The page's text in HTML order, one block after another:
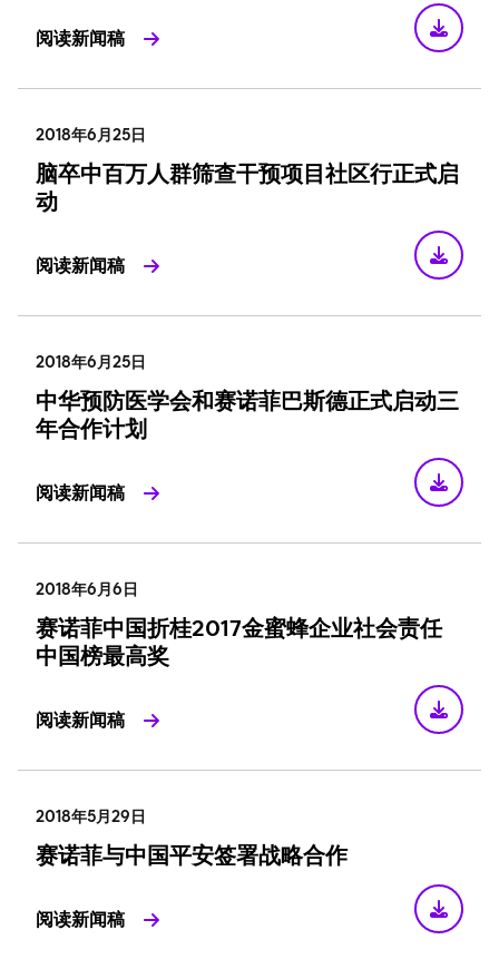
阅读新闻稿
2018年6月25日
脑卒中百万人群筛查干预项目社区行正式启
动
阅读新闻稿
2018年6月25日
中华预防医学会和赛诺菲巴斯德正式启动三
年合作计划
阅读新闻稿
2018年6月6日
赛诺菲中国折桂2017金蜜蜂企业社会责任
中国榜最高奖
阅读新闻稿
2018年5月29日
赛诺菲与中国平安签署战略合作
阅读新闻稿